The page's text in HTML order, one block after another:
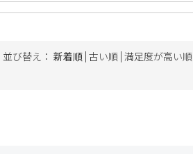
並び替え： 新着順 | 古い順 | 満足度が高い順